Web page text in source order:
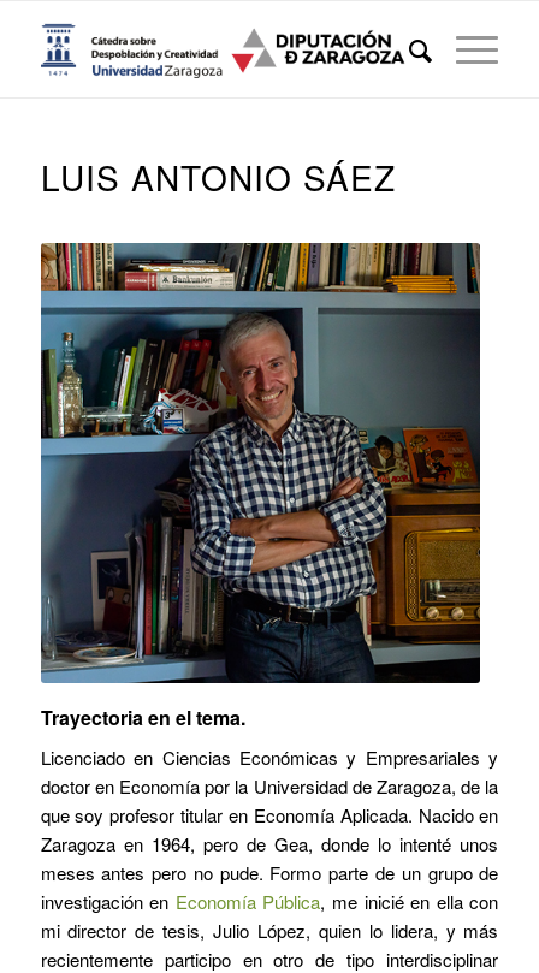
LUIS ANTONIO SÁEZ
Trayectoria en el tema.
Licenciado en Ciencias Económicas y Empresariales y
doctor en Economía por la Universidad de Zaragoza, de la
que soy profesor titular en Economía Aplicada. Nacido en
Zaragoza en 1964, pero de Gea, donde lo intenté unos
meses antes pero no pude. Formo parte de un grupo de
investigación en Economía Pública, me inicié en ella con
mi director de tesis, Julio López, quien lo lidera, y más
recientemente participo en otro de tipo interdisciplinar